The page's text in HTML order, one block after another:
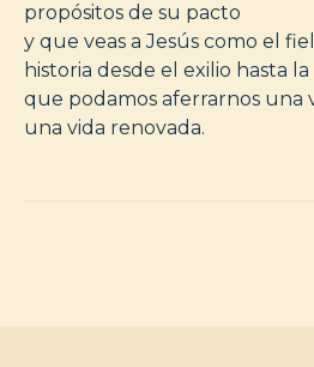
propósitos de su pacto
y que veas a Jesús como el
historia desde el exilio hasta
que podamos aferrarnos una
una vida renovada.